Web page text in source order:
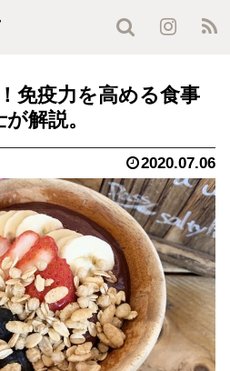
免疫力を高める食事
解説。
2020.07.06